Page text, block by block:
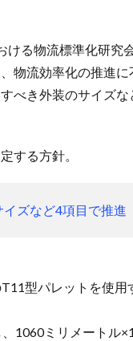
ける物流標準化研究
物流効率化の推進
べき外装のサイズ
する方針。
ズなど4項目で推進
型パレットを使用
1060ミリメートル